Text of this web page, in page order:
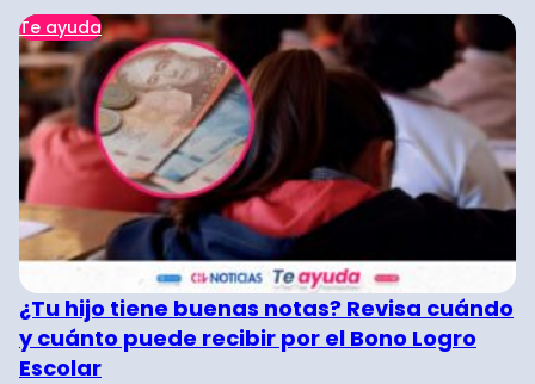
Te ayuda
¿Tu hijo tiene buenas notas? Revisa cuándo
y cuánto puede recibir por el Bono Logro
Escolar